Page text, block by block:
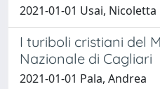
2021-01-01 Usai, Nicoletta
I turiboli cristiani del
Nazionale di Cagliari
2021-01-01 Pala, Andrea